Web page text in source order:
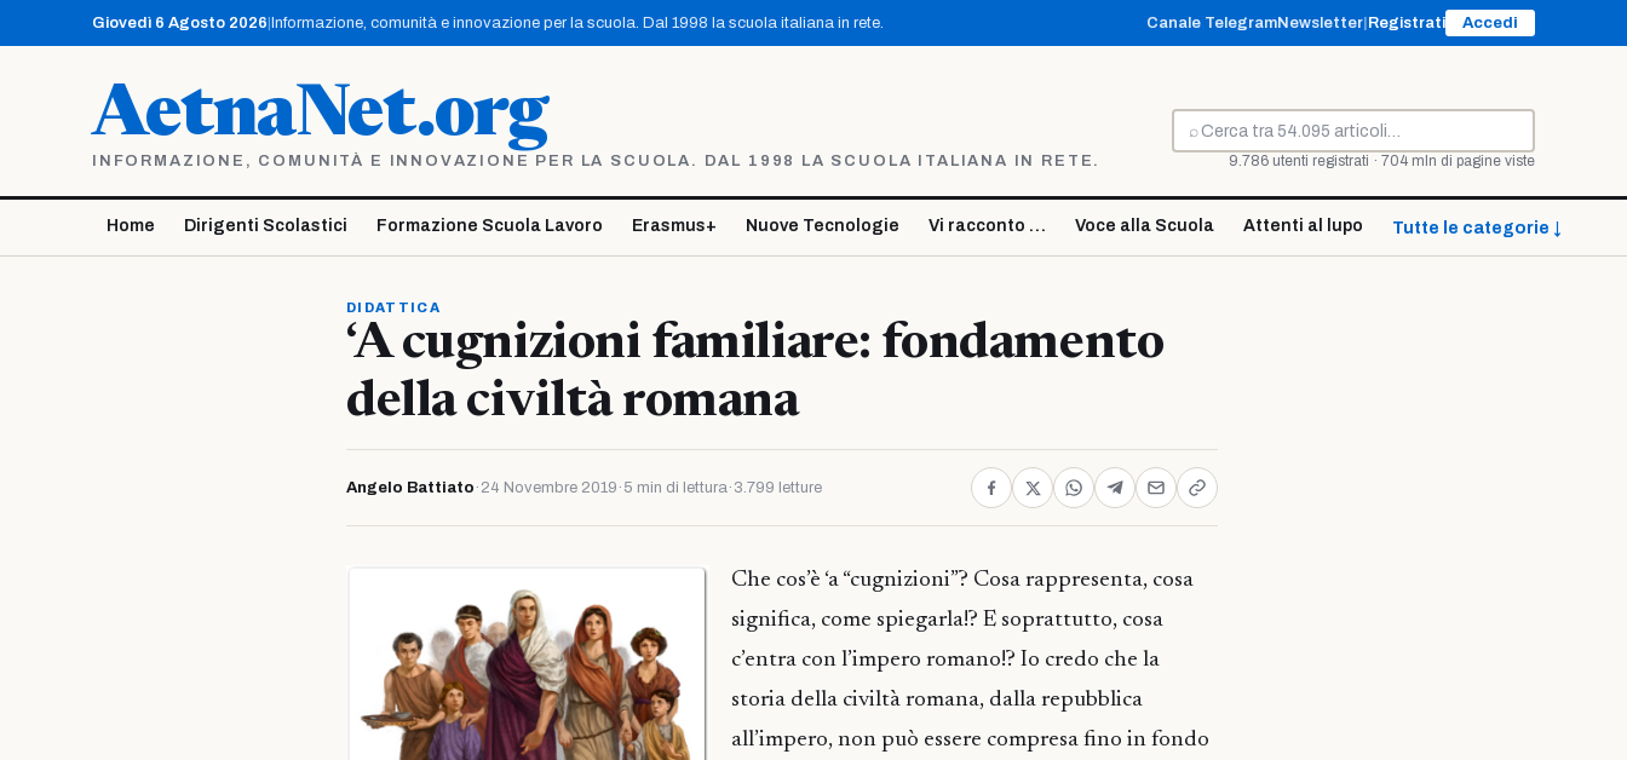
contenuto
Giovedì 6 Agosto 2026 Informazione, comunità e innovazione per la scuola. Dal 1998 la scuola italiana in rete. Canale TelegramNewsletter Registrati Accedi
AetnaNet.org
INFORMAZIONE, COMUNITÀ E INNOVAZIONE PER LA SCUOLA. DAL 1998 LA SCUOLA ITALIANA IN RETE.
⌕
Cerca
9.786 utenti registrati · 704 mln di pagine viste
Home Dirigenti Scolastici Formazione Scuola Lavoro Erasmus+ Nuove Tecnologie Vi racconto … Voce alla Scuola Attenti al lupo Tutte le categorie ↓
DIDATTICA
‘A cugnizioni familiare: fondamento
della civiltà romana
Angelo Battiato · 24 Novembre 2019 · 5 min di lettura· 3.799 letture
Che cos’è ‘a “cugnizioni”? Cosa rappresenta, cosa
significa, come spiegarla!? E soprattutto, cosa
c’entra con l’impero romano!? Io credo che la
storia della civiltà romana, dalla repubblica
all’impero, non può essere compresa fino in fondo